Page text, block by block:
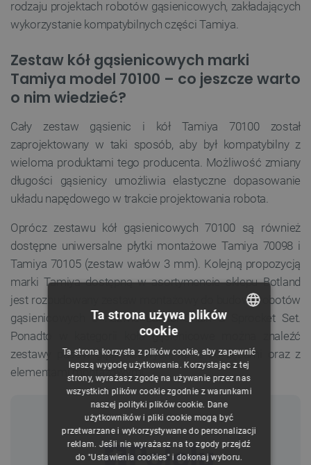
rodzaju projektach robotów gąsienicowych, zakładających
wykorzystanie kompatybilnych części Tamiya.
Zestaw kół gąsienicowych marki
Tamiya model 70100 – co jeszcze warto
o nim wiedzieć?
Cały zestaw gąsienic i kół Tamiya 70100 został
zaprojektowany w taki sposób, aby był kompatybilny z
wieloma produktami tego producenta. Możliwość zmiany
długości gąsienicy umożliwia elastyczne dopasowanie
układu napędowego w trakcie projektowania robota.
Oprócz zestawu kół gąsienicowych 70100 są również
dostępne uniwersalne płytki montażowe Tamiya 70098 i
Tamiya 70105 (zestaw wałów 3 mm). Kolejną propozycją
marki Tamiya dostępną w asortymencie sklepu Botland
jest rozbudowany zestaw montażowy do budowy robotów
gąsienicowych o nazwie Ladder-Chain & Sprocket Set.
Ponadto w kategorii koła gąsienicowe można znaleźć
zestawy pasów gąsienicowych, np. z 30 zębami oraz z
elementami montażowymi.
CZECH
ENGLISH
GERMAN
Ta strona używa plików
cookie
Ta strona korzysta z plików cookie, aby zapewnić
lepszą wygodę użytkowania. Korzystając z tej
strony, wyrażasz zgodę na używanie przez nas
wszystkich plików cookie zgodnie z warunkami
naszej polityki plików cookie. Dane
użytkowników i pliki cookie mogą być
przetwarzane i wykorzystywane do personalizacji
reklam. Jeśli nie wyrażasz na to zgody przejdź
do "Ustawienia cookies" i dokonaj wyboru.